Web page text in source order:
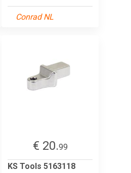
Conrad NL
€ 20.99
KS Tools 5163118